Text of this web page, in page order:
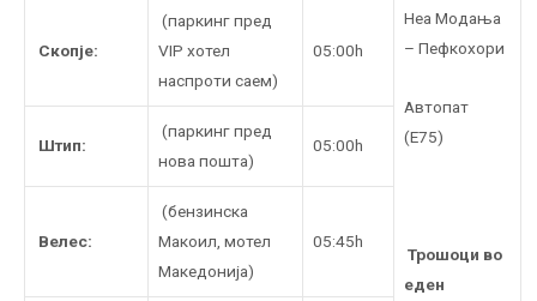
Неа Модања
– Пефкохори
Автопат
(Е75)
Трошоци во
еден
Скопје:
(паркинг пред
VIP хотел
наспроти саем)
05:00h
Штип:
(паркинг пред
нова пошта)
05:00h
Велес:
(бензинска
Макоил, мотел
Македонија)
05:45h